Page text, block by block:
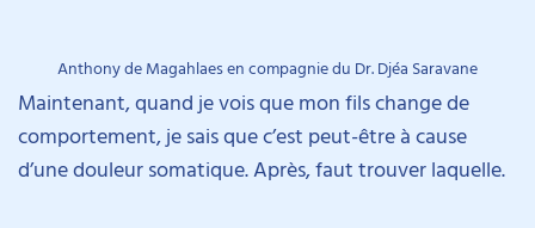
Anthony de Magahlaes en compagnie du Dr. Djéa Saravane
Maintenant, quand je vois que mon fils change de
comportement, je sais que c’est peut-être à cause
d’une douleur somatique. Après, faut trouver laquelle.